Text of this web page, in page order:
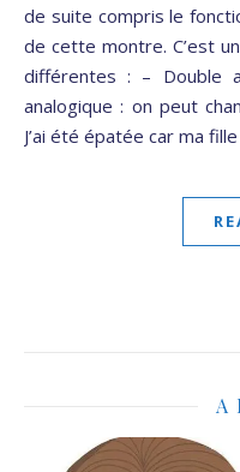
de suite compris le
de cette montre. C’est
différentes : – Double
analogique : on peut
J’ai été épatée car ma
A